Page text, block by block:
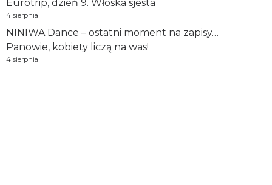
Eurotrip, dzień 9. Włoska sjesta
4 sierpnia
NINIWA Dance – ostatni moment na zapisy…
Panowie, kobiety liczą na was!
4 sierpnia